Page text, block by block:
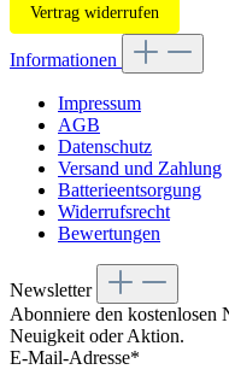
Vertrag widerrufen
Informationen
Impressum
AGB
Datenschutz
Versand und Zahlung
Batterieentsorgung
Widerrufsrecht
Bewertungen
Newsletter
Abonniere den kostenlosen
Neuigkeit oder Aktion.
E-Mail-Adresse*